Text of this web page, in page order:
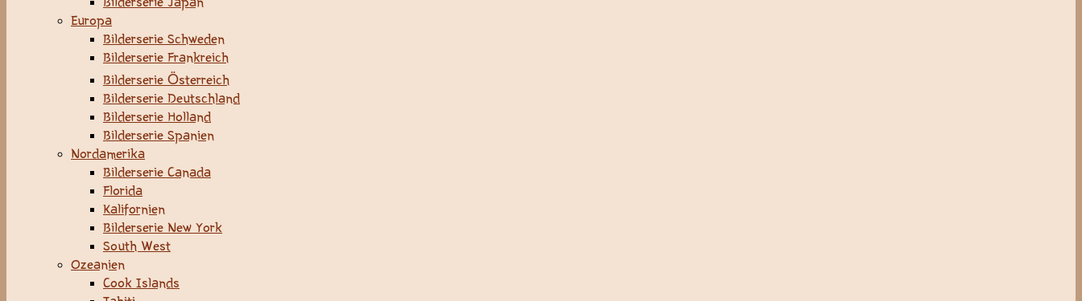
Europa
Bilderserie Schweden
Bilderserie Frankreich
Bilderserie Österreich
Bilderserie Deutschland
Bilderserie Holland
Bilderserie Spanien
Nordamerika
Bilderserie Canada
Florida
Kalifornien
Bilderserie New York
South West
Ozeanien
Cook Islands